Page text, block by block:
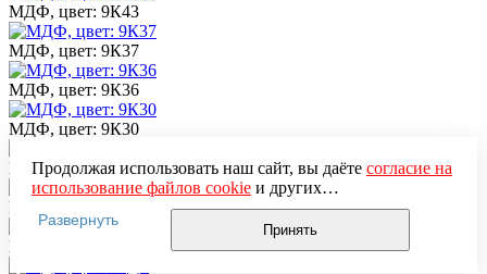
МДФ, цвет: 9К43
МДФ, цвет: 9К37
МДФ, цвет: 9К36
МДФ, цвет: 9К30
МДФ, цвет: 9К17
МДФ, цвет: 9К10
МДФ, цвет: 9ДВ37
Продолжая использовать наш сайт, вы даёте согласие на
использование файлов cookieи других
пользовательских данных (включая IP-адрес, сведения о
местоположении, устройстве, действиях на сайте и т. п.)
для функционирования сайта, проведения
Развернуть
Принять